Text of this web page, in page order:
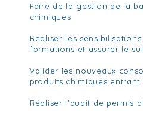
Faire de la gestion de la
chimiques
Réaliser les
formations et assurer le
Valider les nouveaux
produits chimiques entrant
Réaliser l’audit de permis